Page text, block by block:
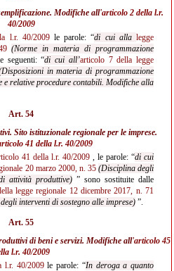
Modifiche all'articolo 2 della l.r.
40/2009
l.r. 40/2009le parole: “di cui allalegge
(Norme in materia di programmazione
seguenti: “di cui all’articolo 7 della legge
in materia di programmazione
e relative procedure contabili. Modifiche alla
Art. 54
Sito istituzionale regionale per le imprese.
41 della l.r. 40/2009
41 della l.r. 40/2009 , le parole: “di cui
20 marzo 2000, n. 35 (Disciplina degli
attività produttive) ” sono sostituite dalle
legge regionale 12 dicembre 2017, n. 71
interventi di sostegno alle imprese) ”.
Art. 55
di beni e servizi. Modifiche all'articolo 45
l.r. 40/2009
l.r. 40/2009le parole: “In deroga a quanto